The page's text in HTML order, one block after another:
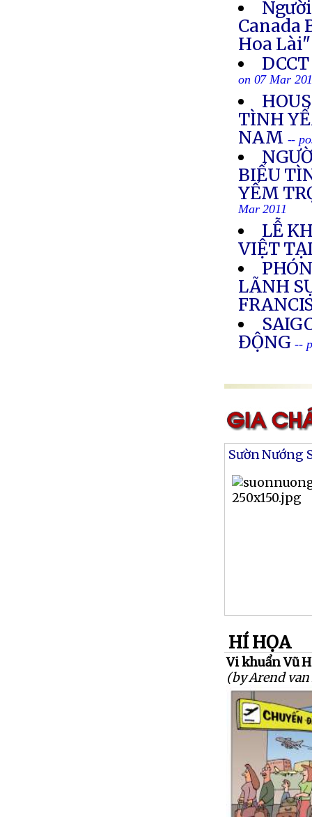
Canada
Hoa
on 07 Mar
TÌNH
NAM --
BIỂU
YỂM
Mar 2011
LỄ
VIỆT
LÃNH
ĐỘNG --
Sườn Nướng
HÍ HỌA
Vi khuẩn Vũ
(by Arend van